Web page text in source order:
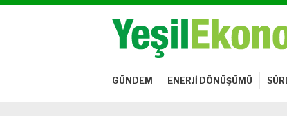
GÜNDEM ENERJİ DÖNÜŞÜMÜ